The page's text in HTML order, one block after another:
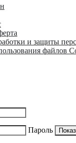
и защиты
файлов
Пароль